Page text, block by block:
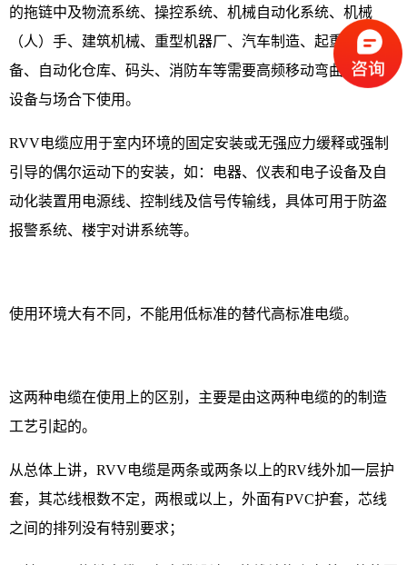
的拖链中及物流系统、操控系统、机械自动化系统、机械
（人）手、建筑机械、重型机器厂、汽车制造、起重运输设
备、自动化仓库、码头、消防车等需要高频移动弯曲的机械
设备与场合下使用。
RVV电缆应用于室内环境的固定安装或无强应力缓释或强制
引导的偶尔运动下的安装，如：电器、仪表和电子设备及自
动化装置用电源线、控制线及信号传输线，具体可用于防盗
报警系统、楼宇对讲系统等。
使用环境大有不同，不能用低标准的替代高标准电缆。
这两种电缆在使用上的区别，主要是由这两种电缆的的制造
工艺引起的。
从总体上讲，RVV电缆是两条或两条以上的RV线外加一层护
套，其芯线根数不定，两根或以上，外面有PVC护套，芯线
之间的排列没有特别要求；